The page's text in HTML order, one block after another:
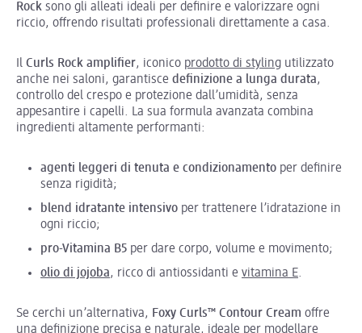
Rock sono gli alleati ideali per definire e valorizzare ogni
riccio, offrendo risultati professionali direttamente a casa.
Il Curls Rock amplifier, iconico prodotto di styling utilizzato
anche nei saloni, garantisce definizione a lunga durata,
controllo del crespo e protezione dall’umidità, senza
appesantire i capelli. La sua formula avanzata combina
ingredienti altamente performanti:
agenti leggeri di tenuta e condizionamento per definire
senza rigidità;
blend idratante intensivo per trattenere l’idratazione in
ogni riccio;
pro-Vitamina B5 per dare corpo, volume e movimento;
olio di jojoba, ricco di antiossidanti e vitamina E.
Se cerchi un’alternativa, Foxy Curls™ Contour Cream offre
una definizione precisa e naturale, ideale per modellare